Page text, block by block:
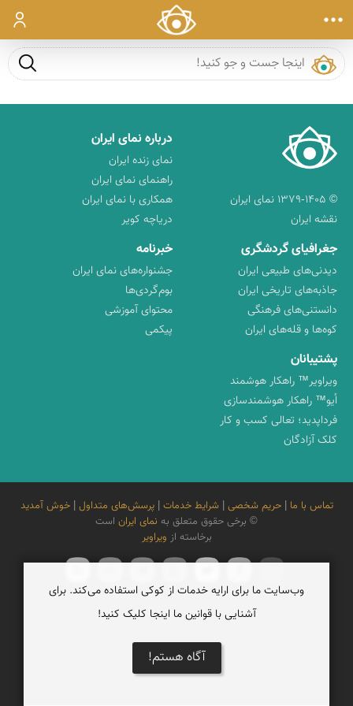
ورود
جست و
© ۱۳۷۹-۱۴۰۵ نمای ایران
نقشه ایران
درباره نمای ایران
نمای زنده ایران
راهنمای نمای ایران
همکاری با نمای ایران
دریاچه کویر
جغرافیای گردشگری
دیدنی‌های طبیعی ایران
جاذبه‌های تاریخی ایران
دانستنی‌های فرهنگی
کوه‌ها و قله‌های ایران
خبرنامه
جشنواره‌های نمای ایران
بوم‌گردی‌ها
محتوای آموزشی
پیکمی
پشتیبانان
ویراویر™ راهکار هوشمند
اُیو™ راهکار هوشمندسازی
فرداپدید؛ تعالی کسب و کار
کلک آزادگان
تماس با ما |حریم شخصی |شرایط خدمات |پرسش‌های متداول |خوش آمدید
© برخی حقوق متعلق به نمای ایران است
برخاسته از ویراویر
وب‌سایت ما برای ارایه خدمات از کوکی استفاده می‌کند. برای
آشنایی با قوانین ما اینجا کلیک کنید!
آگاه هستم!